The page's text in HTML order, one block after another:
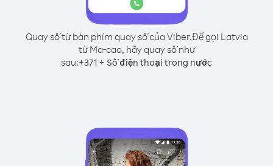
Quay số từ bàn phím quay số của Viber.Để gọi Latvia
từ Ma-cao, hãy quay số như
sau:+371 + Số điện thoại trong nước